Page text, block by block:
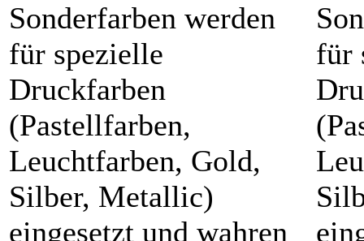
Sonderfarben werden
für spezielle
Druckfarben
(Pastellfarben,
Leuchtfarben, Gold,
Silber, Metallic)
eingesetzt und wahren
für